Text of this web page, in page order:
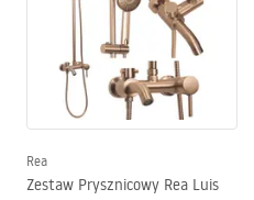
Rea
Zestaw Prysznicowy Rea Luis